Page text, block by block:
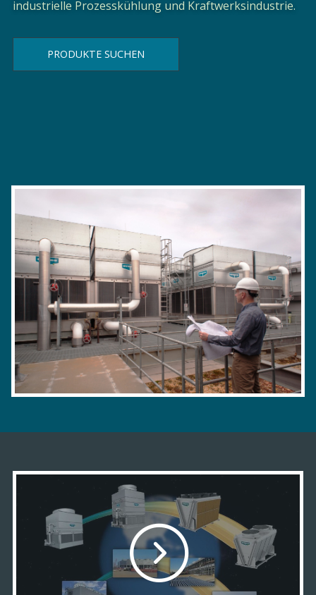
industrielle Prozesskühlung und Kraftwerksindustrie.
PRODUKTE SUCHEN